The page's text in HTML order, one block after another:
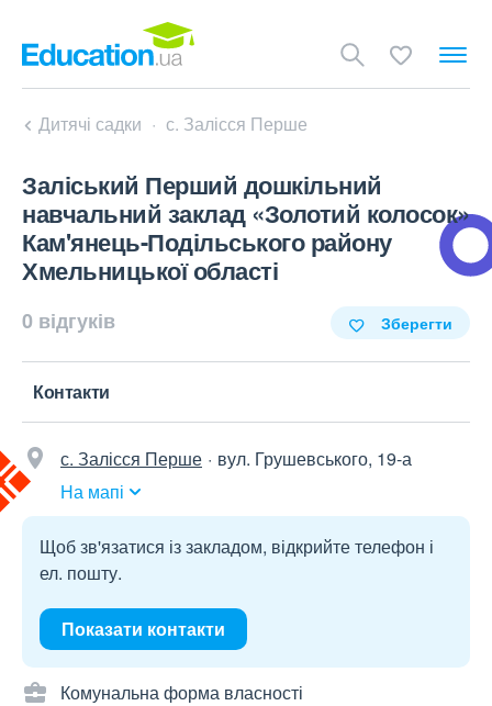
Дитячі садки с. Залісся Перше
Заліський Перший дошкільний
навчальний заклад «Золотий колосок»
Кам'янець-Подільського району
Хмельницької області
0 відгуків Зберегти
Контакти
с. Залісся Перше
вул. Грушевського, 19-а
На мапі
Щоб зв'язатися із закладом, відкрийте телефон і
ел. пошту.
Показати контакти
Комунальна форма власності